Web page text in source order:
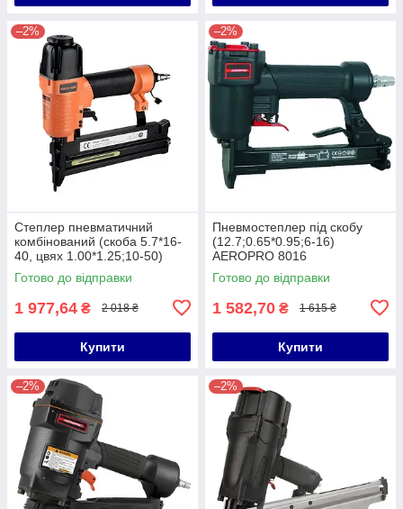
–2%
Степлер пневматичний
комбінований (скоба 5.7*16-
40, цвях 1.00*1.25;10-50)
VALU-AIR SF5040E
Готово до відправки
1 977,64 ₴ 2 018 ₴
Купити
–2%
Пневмостеплер під скобу
(12.7;0.65*0.95;6-16)
AEROPRO 8016
Готово до відправки
1 582,70 ₴ 1 615 ₴
Купити
–2% –2%